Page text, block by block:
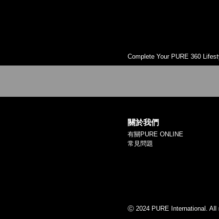
Complete Your PURE 360
關於我們
有關PURE ONLINE
常見問題
Ⓒ 2024 PURE International. All